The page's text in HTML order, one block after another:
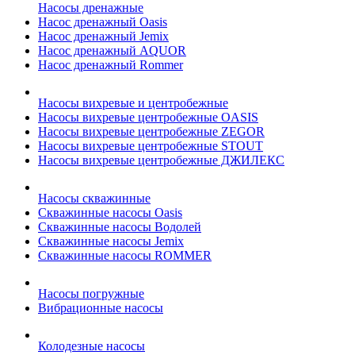
Насосы дренажные
Насос дренажный Oasis
Насос дренажный Jemix
Насос дренажный AQUOR
Насос дренажный Rommer
Насосы вихревые и центробежные
Насосы вихревые центробежные OASIS
Насосы вихревые центробежные ZEGOR
Насосы вихревые центробежные STOUT
Насосы вихревые центробежные ДЖИЛЕКС
Насосы скважинные
Скважинные насосы Oasis
Скважинные насосы Водолей
Скважинные насосы Jemix
Cкважинные насосы ROMMER
Насосы погружные
Вибрационные насосы
Колодезные насосы